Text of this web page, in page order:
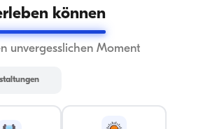
können
unvergesslichen Moment